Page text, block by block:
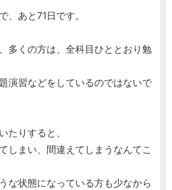
、あと71日です。
多くの方は、全科目ひととおり勉
演習などをしているのではないで
たりすると、
しまい、間違えてしまうなんてこ
な状態になっている方も少なから